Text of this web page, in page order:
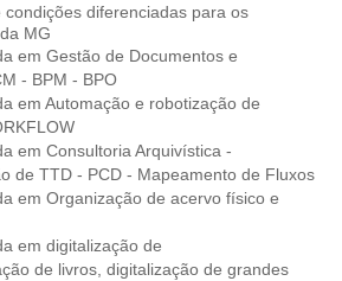
diferenciadas para os
MG
em Gestão de Documentos e
- BPM - BPO
em Automação e robotização de
em Consultoria Arquivística -
de TTD - PCD - Mapeamento de Fluxos
em Organização de acervo físico e
em digitalização de
de livros, digitalização de grandes